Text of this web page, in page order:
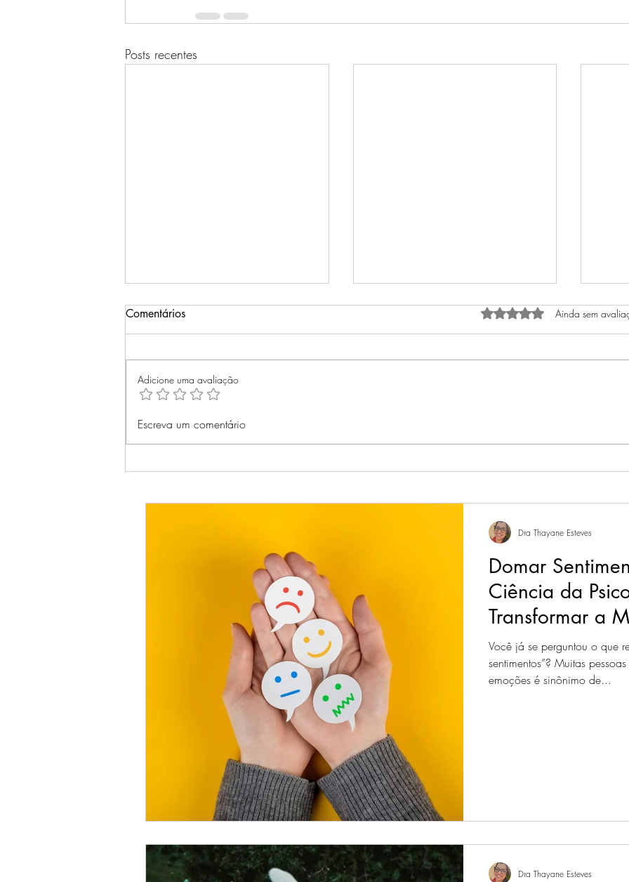
Posts recentes
Domar Sentimentos: Como a
Ciência da Psicologia Pode
Lidar com Emoções
sua
Comentários Avaliado com 0 de 5
Ainda sem
Adicione uma avaliação
Escreva um comentário
Domar
Ciência da
Transformar a
com Emoções
Você já se perguntou o que
sentimentos”? Muitas
emoções é sinônimo de...
Dra Thayane Esteves
Dra Thayane Esteves